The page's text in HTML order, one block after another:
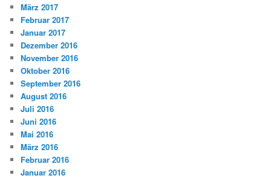
März 2017
Februar 2017
Januar 2017
Dezember 2016
November 2016
Oktober 2016
September 2016
August 2016
Juli 2016
Juni 2016
Mai 2016
März 2016
Februar 2016
Januar 2016